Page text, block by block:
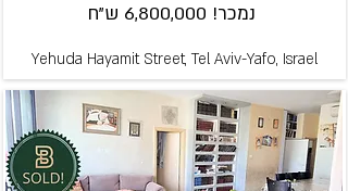
נמכר! 6,800,000 ש"ח
Yehuda Hayamit Street, Tel Aviv-Yafo, Israel